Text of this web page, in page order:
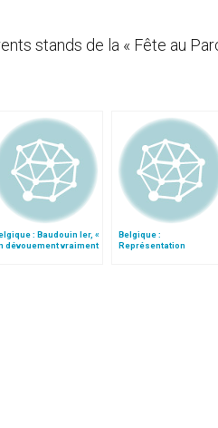
stands de la « Fête au
: Baudouin Ier, «
dévouement vraiment
Belgique :
Représentation